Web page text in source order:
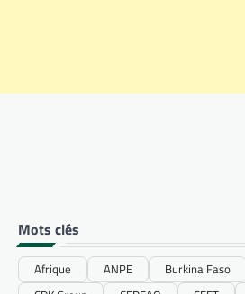
Mots clés
Afrique ANPE Burkina Faso